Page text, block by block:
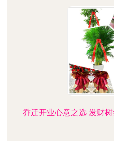
乔迁开业心意之选 发财